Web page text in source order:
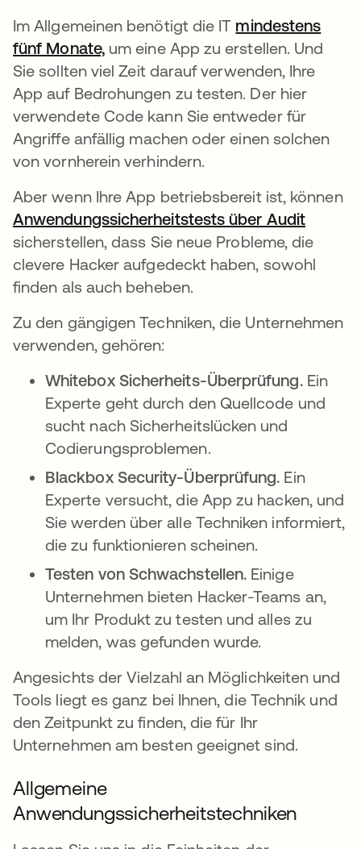
Im Allgemeinen benötigt die IT mindestens
fünf Monate,wird in einer neuen Registerkarte
um eine App zu erstellen. Und
Sie sollten viel Zeit darauf verwenden, Ihre
App auf Bedrohungen zu testen. Der hier
verwendete Code kann Sie entweder für
Angriffe anfällig machen oder einen solchen
von vornherein verhindern.
Aber wenn Ihre App betriebsbereit ist, können
Anwendungssicherheitstests über Audit
sicherstellen, dass Sie neue Probleme, die
clevere Hacker aufgedeckt haben, sowohl
finden als auch beheben.
Zu den gängigen Techniken, die Unternehmen
verwenden, gehören:
Whitebox Sicherheits-Überprüfung. Ein
Experte geht durch den Quellcode und
sucht nach Sicherheitslücken und
Codierungsproblemen.
Blackbox Security-Überprüfung. Ein
Experte versucht, die App zu hacken, und
Sie werden über alle Techniken informiert,
die zu funktionieren scheinen.
Testen von Schwachstellen. Einige
Unternehmen bieten Hacker-Teams an,
um Ihr Produkt zu testen und alles zu
melden, was gefunden wurde.
Angesichts der Vielzahl an Möglichkeiten und
Tools liegt es ganz bei Ihnen, die Technik und
den Zeitpunkt zu finden, die für Ihr
Unternehmen am besten geeignet sind.
Allgemeine
Anwendungssicherheitstechniken